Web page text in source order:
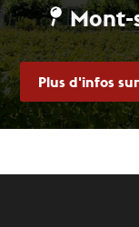
Mont-
Plus d'infos